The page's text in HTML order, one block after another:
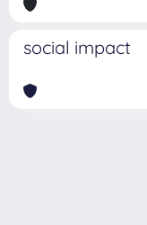
social impact